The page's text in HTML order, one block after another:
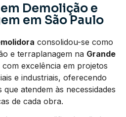
Demolição e
em São Paulo
consolidou-se como
e terraplanagem na Grande
com excelência em projetos
e industriais, oferecendo
atendem às necessidades
de cada obra.